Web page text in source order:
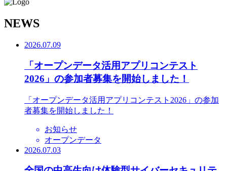
NEWS
2026.07.09
「オープンデータ活用アプリコンテスト
2026」の参加者募集を開始しました！
「オープンデータ活用アプリコンテスト2026」の参加
者募集を開始しました！
お知らせ
オープンデータ
2026.07.03